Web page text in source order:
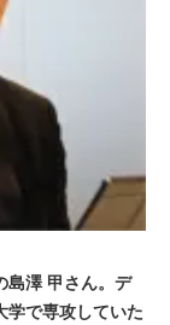
島澤 甲さん。デ
学で専攻していた